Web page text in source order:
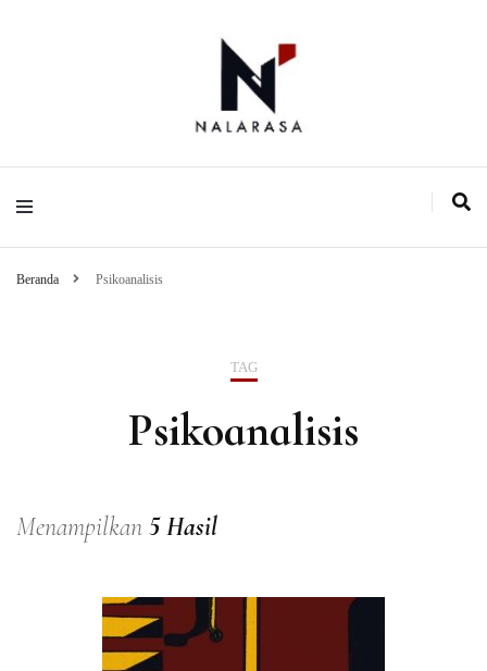
Nalarasa
Beranda Psikoanalisis
TAG
Psikoanalisis
Menampilkan 5 Hasil